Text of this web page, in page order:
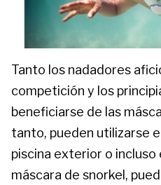
Tanto los nadadores
competición y los
beneficiarse de las
tanto, pueden utilizarse
piscina exterior o incluso
máscara de snorkel,